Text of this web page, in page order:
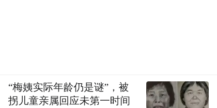
“梅姨实际年龄仍是谜”，被
拐儿童亲属回应未第一时间